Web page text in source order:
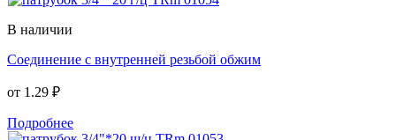
В наличии
Соединение с внутренней резьбой обжим
от 1.29 ₽
Подробнее